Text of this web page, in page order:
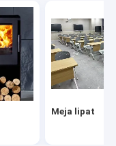
Meja lipat